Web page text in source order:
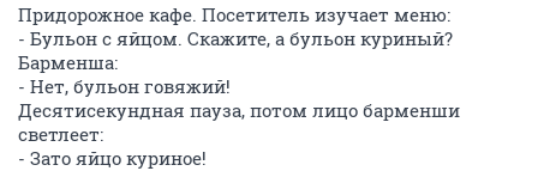
Придорожное кафе. Посетитель изучает меню:
- Бульон с яйцом. Скажите, а бульон куриный?
Барменша:
- Нет, бульон говяжий!
Десятисекундная пауза, потом лицо барменши
светлеет:
- Зато яйцо куриное!